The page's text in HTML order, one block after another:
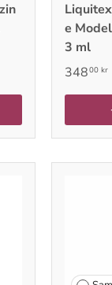
e
3 ml
34800 kr